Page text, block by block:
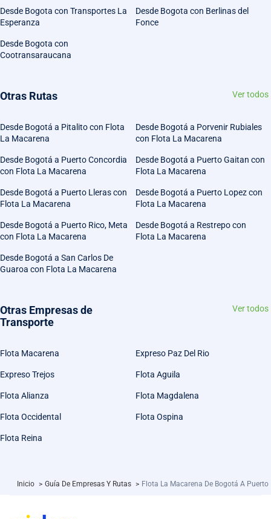
Desde Bogota con Transportes La
Esperanza
Desde Bogota con Berlinas del
Fonce
Desde Bogota con
Cootransaraucana
Otras Rutas Ver todos
Desde Bogotá a Pitalito con Flota
La Macarena
Desde Bogotá a Porvenir Rubiales
con Flota La Macarena
Desde Bogotá a Puerto Concordia
con Flota La Macarena
Desde Bogotá a Puerto Gaitan con
Flota La Macarena
Desde Bogotá a Puerto Lleras con
Flota La Macarena
Desde Bogotá a Puerto Lopez con
Flota La Macarena
Desde Bogotá a Puerto Rico, Meta
con Flota La Macarena
Desde Bogotá a Restrepo con
Flota La Macarena
Desde Bogotá a San Carlos De
Guaroa con Flota La Macarena
Otras Empresas de
Transporte
Ver todos
Flota Macarena Expreso Paz Del Rio
Expreso Trejos Flota Aguila
Flota Alianza Flota Magdalena
Flota Occidental Flota Ospina
Flota Reina
Inicio > Guía De Empresas Y Rutas > Flota La Macarena De Bogotá A Puerto